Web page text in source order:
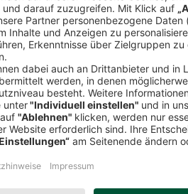
Vorsorge trägt die betriebliche